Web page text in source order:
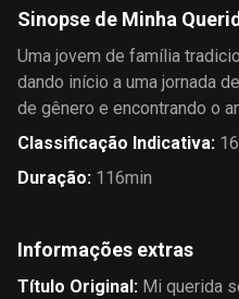
Sinopse de Minha
Uma jovem de família
dando início a uma jornada
de gênero e encontrando o
Classificação Indicativa: 16
Duração: 116min
Informações extras
Título Original: Mi querida